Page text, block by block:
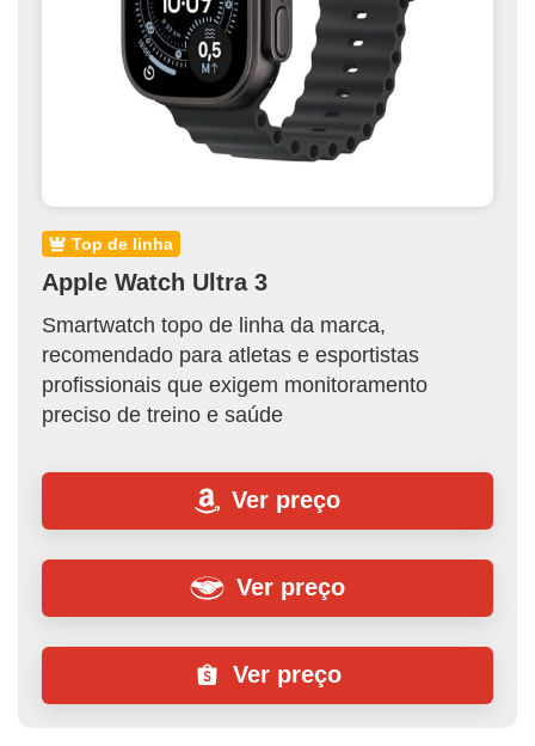
top de linha
Apple Watch Ultra 3
Smartwatch topo de linha da marca,
recomendado para atletas e esportistas
profissionais que exigem monitoramento
preciso de treino e saúde
Ver preço
Ver preço
Ver preço